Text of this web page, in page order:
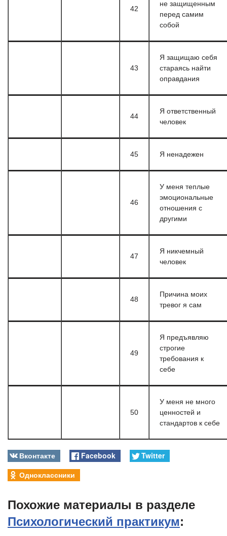
42
не защищенным
перед самим
собой
43
Я защищаю себя
стараясь найти
оправдания
44
Я ответственный
человек
45 Я ненадежен
46
У меня теплые
эмоциональные
отношения с
другими
47
Я никчемный
человек
48
Причина моих
тревог я сам
49
Я предъявляю
строгие
требования к
себе
50
У меня не много
ценностей и
стандартов к себе
Вконтакте Facebook
Twitter
Одноклассники
Похожие материалы в разделе
Психологический практикум: